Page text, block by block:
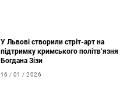
У Львові створили стріт-арт на
підтримку кримського політв’язня
Богдана Зізи
16 / 01 / 2026